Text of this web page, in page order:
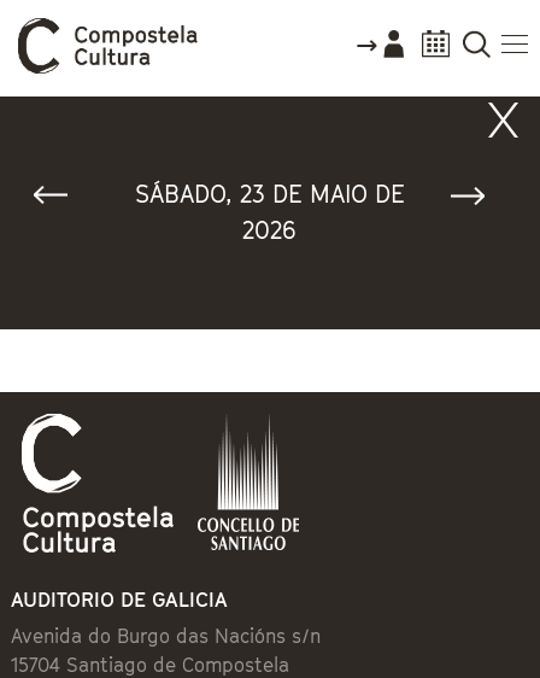
SÁBADO, 23 DE MAIO DE
2026
AUDITORIO DE GALICIA
Avenida do Burgo das Nacións s/n
15704 Santiago de Compostela